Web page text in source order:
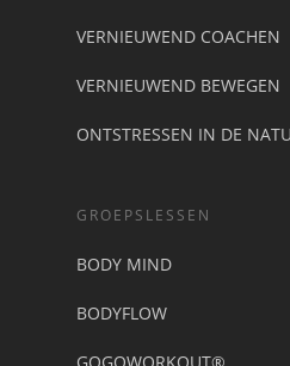
VERNIEUWEND COACHEN
VERNIEUWEND BEWEGEN
ONTSTRESSEN IN DE
GROEPSLESSEN
BODY MIND
BODYFLOW